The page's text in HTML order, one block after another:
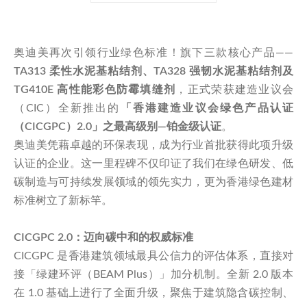
奥迪美再次引领行业绿色标准！旗下三款核心产品——
TA313 柔性水泥基粘结剂、TA328 强韧水泥基粘结剂及
TG410E 高性能彩色防霉填缝剂
，正式荣获建造业议会
（CIC）全新推出的
「香港建造业议会绿色产品认证
（CICGPC）2.0」之最高级别—铂金级认证。
奥迪美凭藉卓越的环保表现，成为行业首批获得此项升级
认证的企业。这一里程碑不仅印证了我们在绿色研发、低
碳制造与可持续发展领域的领先实力，更为香港绿色建材
标准树立了新标竿。
CICGPC 2.0：迈向碳中和的权威标准
CICGPC 是香港建筑领域最具公信力的评估体系，直接对
接「绿建环评（BEAM Plus）」加分机制。全新 2.0 版本
在 1.0 基础上进行了全面升级，聚焦于建筑隐含碳控制、